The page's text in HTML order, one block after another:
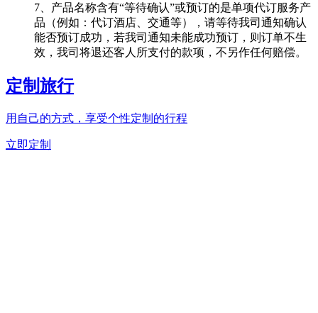
7、产品名称含有“等待确认”或预订的是单项代订服务产
品（例如：代订酒店、交通等），请等待我司通知确认
能否预订成功，若我司通知未能成功预订，则订单不生
效，我司将退还客人所支付的款项，不另作任何赔偿。
定制旅行
用自己的方式，享受个性定制的行程
立即定制